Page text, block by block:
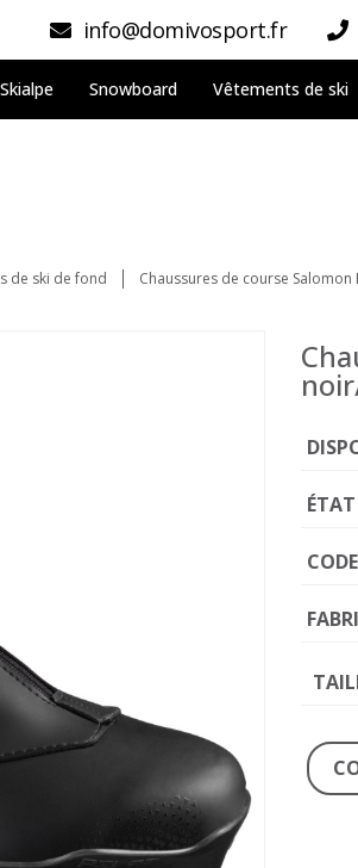
info@domivosport.fr
Skialpe Snowboard Vêtements de ski
de ski de fond Chaussures de course
ÉTAT
CODE